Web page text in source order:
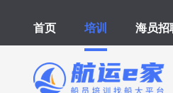
首页 培训 海员招